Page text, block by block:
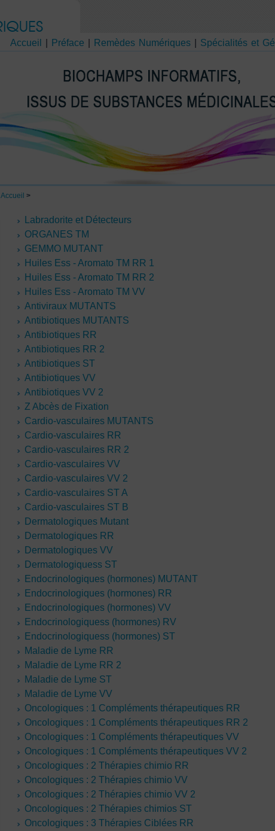
Accueil Préface Remèdes Numériques Spécialités et
Accueil >
Labradorite et Détecteurs
ORGANES TM
GEMMO MUTANT
Huiles Ess - Aromato TM RR 1
Huiles Ess - Aromato TM RR 2
Huiles Ess - Aromato TM VV
Antiviraux MUTANTS
Antibiotiques MUTANTS
Antibiotiques RR
Antibiotiques RR 2
Antibiotiques ST
Antibiotiques VV
Antibiotiques VV 2
Z Abcès de Fixation
Cardio-vasculaires MUTANTS
Cardio-vasculaires RR
Cardio-vasculaires RR 2
Cardio-vasculaires VV
Cardio-vasculaires VV 2
Cardio-vasculaires ST A
Cardio-vasculaires ST B
Dermatologiques Mutant
Dermatologiques RR
Dermatologiques VV
Dermatologiquess ST
Endocrinologiques (hormones) MUTANT
Endocrinologiques (hormones) RR
Endocrinologiques (hormones) VV
Endocrinologiquess (hormones) RV
Endocrinologiquess (hormones) ST
Maladie de Lyme RR
Maladie de Lyme RR 2
Maladie de Lyme ST
Maladie de Lyme VV
Oncologiques : 1 Compléments thérapeutiques RR
Oncologiques : 1 Compléments thérapeutiques RR 2
Oncologiques : 1 Compléments thérapeutiques VV
Oncologiques : 1 Compléments thérapeutiques VV 2
Oncologiques : 2 Thérapies chimio RR
Oncologiques : 2 Thérapies chimio VV
Oncologiques : 2 Thérapies chimio VV 2
Oncologiques : 2 Thérapies chimios ST
Oncologiques : 3 Thérapies Ciblées RR